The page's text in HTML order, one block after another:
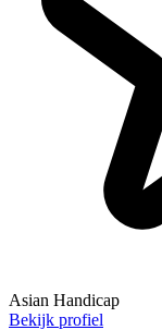
Asian Handicap
Bekijk profiel